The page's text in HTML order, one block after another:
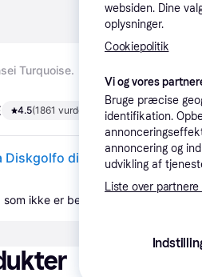
Turquoise.
4.5(1861 vurderinger)
som ikke er betalende kunde i denne
websiden. Dine
oplysninger.
Cookiepolitik
Vi og vores
Bruge præcise
identifikation.
annoncering og
udvikling af
Liste over partnere